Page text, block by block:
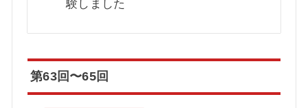
験しました
第63回〜65回